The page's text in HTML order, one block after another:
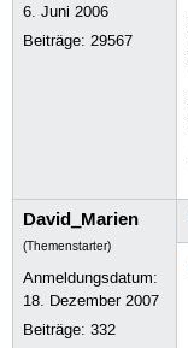
6. Juni 2006
Beiträge:29567
David_Marien
(Themenstarter)
Anmeldungsdatum:
18. Dezember 2007
Beiträge:332